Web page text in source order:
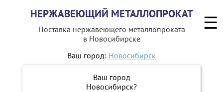
НЕРЖАВЕЮЩИЙ МЕТАЛЛОПРОКАТ
Поставка нержавеющего металлопроката
в Новосибирске
Ваш город: Новосибирск
Ваш город
Новосибирск?
8 800 551-16-44
☰